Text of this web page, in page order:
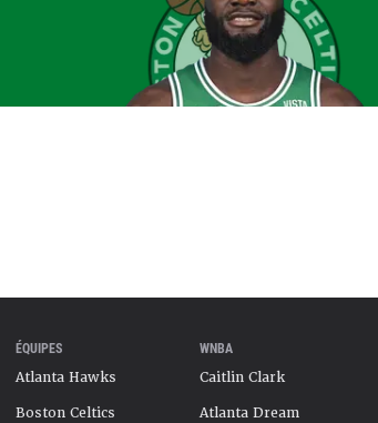
ÉQUIPES
Atlanta Hawks
Boston Celtics
WNBA
Caitlin Clark
Atlanta Dream